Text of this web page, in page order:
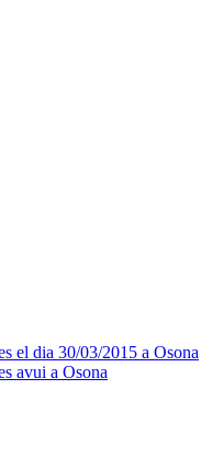
el dia 30/03/2015 a Osona
avui a Osona